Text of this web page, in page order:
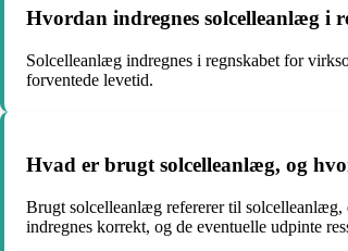
Hvordan indregnes solcelleanlæg i
Solcelleanlæg indregnes i regnskabet for
forventede levetid.
Hvad er brugt solcelleanlæg, og
Brugt solcelleanlæg refererer til solcelleanlæg,
indregnes korrekt, og de eventuelle udpinte